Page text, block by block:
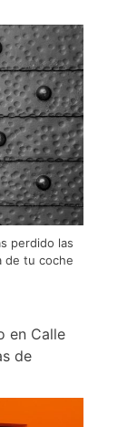
perdido las
de tu coche
en Calle
de